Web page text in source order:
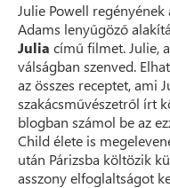
Julie Powell
Adams lenyűgöző
Julia című filmet. Julie,
válságban szenved.
az összes receptet, ami
szakácsművészetről írt
blogban számol be az
Child élete is
után Párizsba költözik
asszony elfoglaltságot